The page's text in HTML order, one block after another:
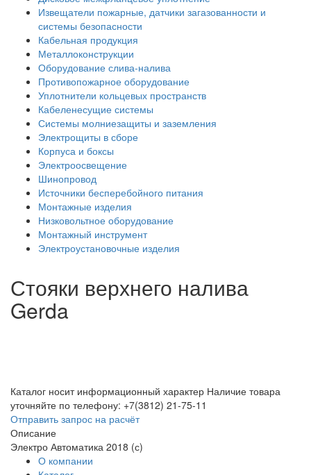
Извещатели пожарные, датчики загазованности и
системы безопасности
Кабельная продукция
Металлоконструкции
Оборудование слива-налива
Противопожарное оборудование
Уплотнители кольцевых пространств
Кабеленесущие системы
Системы молниезащиты и заземления
Электрощиты в сборе
Корпуса и боксы
Электроосвещение
Шинопровод
Источники бесперебойного питания
Монтажные изделия
Низковольтное оборудование
Монтажный инструмент
Электроустановочные изделия
Стояки верхнего налива
Gerda
Каталог носит информационный характер Наличие товара
уточняйте по телефону: +7(3812) 21-75-11
Отправить запрос на расчёт
Описание
Электро Автоматика 2018 (с)
О компании